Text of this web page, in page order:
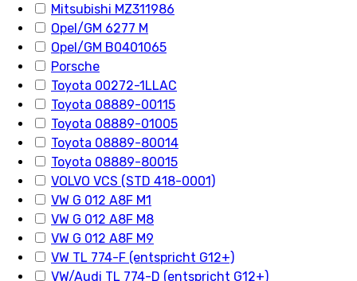
Mitsubishi MZ311986
Opel/GM 6277 M
Opel/GM B0401065
Porsche
Toyota 00272-1LLAC
Toyota 08889-00115
Toyota 08889-01005
Toyota 08889-80014
Toyota 08889-80015
VOLVO VCS (STD 418-0001)
VW G 012 A8F M1
VW G 012 A8F M8
VW G 012 A8F M9
VW TL 774-F (entspricht G12+)
VW/Audi TL 774-D (entspricht G12+)